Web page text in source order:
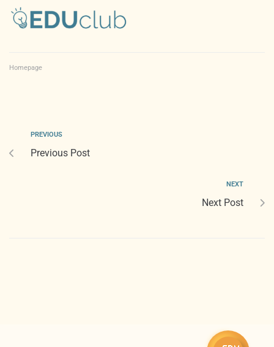
Homepage
PREVIOUS
Previous Post
NEXT
Next Post